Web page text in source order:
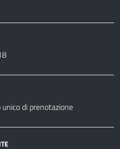
unico di prenotazione